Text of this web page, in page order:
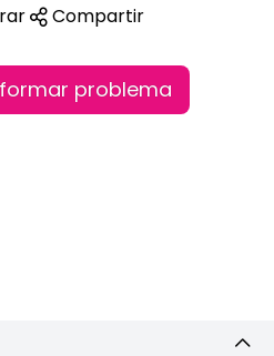
Compartir
problema